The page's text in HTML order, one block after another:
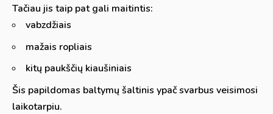
Tačiau jis taip pat gali maitintis:
vabzdžiais
mažais ropliais
kitų paukščių kiaušiniais
Šis papildomas baltymų šaltinis ypač svarbus veisimosi
laikotarpiu.